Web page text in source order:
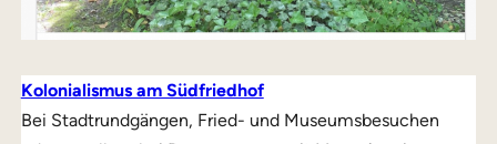
Kolonialismus am Südfriedhof
Bei Stadtrundgängen, Fried- und Museumsbesuchen